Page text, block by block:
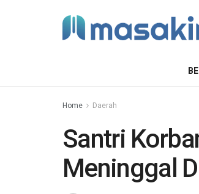
Home Daerah
Santri
Meninggal